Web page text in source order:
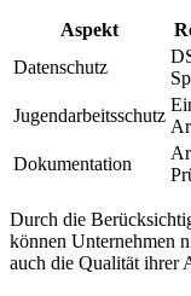
Aspekt
Datenschutz
Jugendarbeitsschutz
Dokumentation
Durch die
können Unternehmen
auch die Qualität ihrer